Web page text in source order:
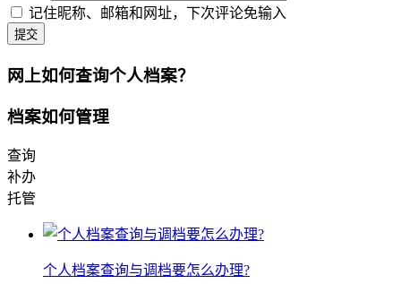
记住昵称、邮箱和网址，下次评论免输入
提交
网上如何查询个人档案？
档案如何管理
查询
补办
托管
个人档案查询与调档要怎么办理?